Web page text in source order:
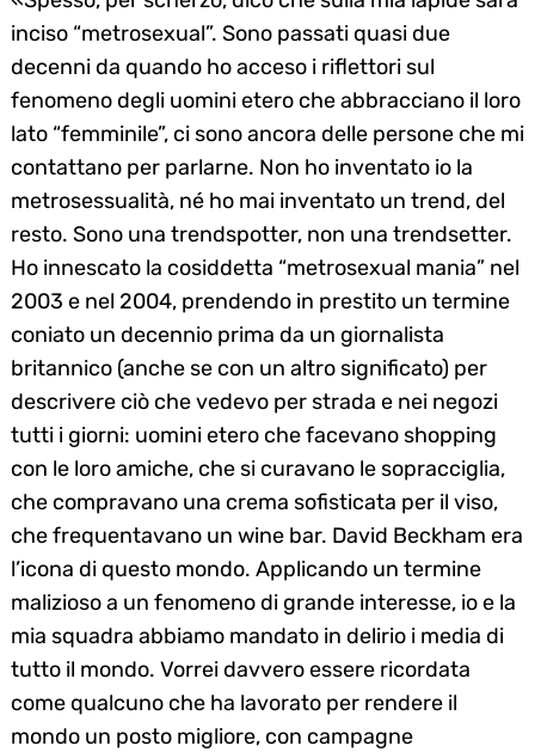
inciso “metrosexual”. Sono passati quasi due
decenni da quando ho acceso i riflettori sul
fenomeno degli uomini etero che abbracciano il loro
lato “femminile”, ci sono ancora delle persone che mi
contattano per parlarne. Non ho inventato io la
metrosessualità, né ho mai inventato un trend, del
resto. Sono una trendspotter, non una trendsetter.
Ho innescato la cosiddetta “metrosexual mania” nel
2003 e nel 2004, prendendo in prestito un termine
coniato un decennio prima da un giornalista
britannico (anche se con un altro significato) per
descrivere ciò che vedevo per strada e nei negozi
tutti i giorni: uomini etero che facevano shopping
con le loro amiche, che si curavano le sopracciglia,
che compravano una crema sofisticata per il viso,
che frequentavano un wine bar. David Beckham era
l’icona di questo mondo. Applicando un termine
malizioso a un fenomeno di grande interesse, io e la
mia squadra abbiamo mandato in delirio i media di
tutto il mondo. Vorrei davvero essere ricordata
come qualcuno che ha lavorato per rendere il
mondo un posto migliore, con campagne